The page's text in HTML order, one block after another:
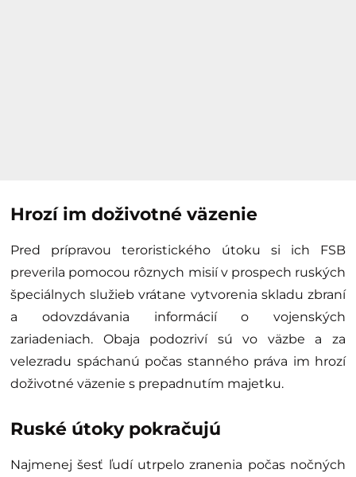
Hrozí im doživotné väzenie
Pred prípravou teroristického útoku si ich FSB
preverila pomocou rôznych misií v prospech ruských
špeciálnych služieb vrátane vytvorenia skladu zbraní
a odovzdávania informácií o vojenských
zariadeniach. Obaja podozriví sú vo väzbe a za
velezradu spáchanú počas stanného práva im hrozí
doživotné väzenie s prepadnutím majetku.
Ruské útoky pokračujú
Najmenej šesť ľudí utrpelo zranenia počas nočných